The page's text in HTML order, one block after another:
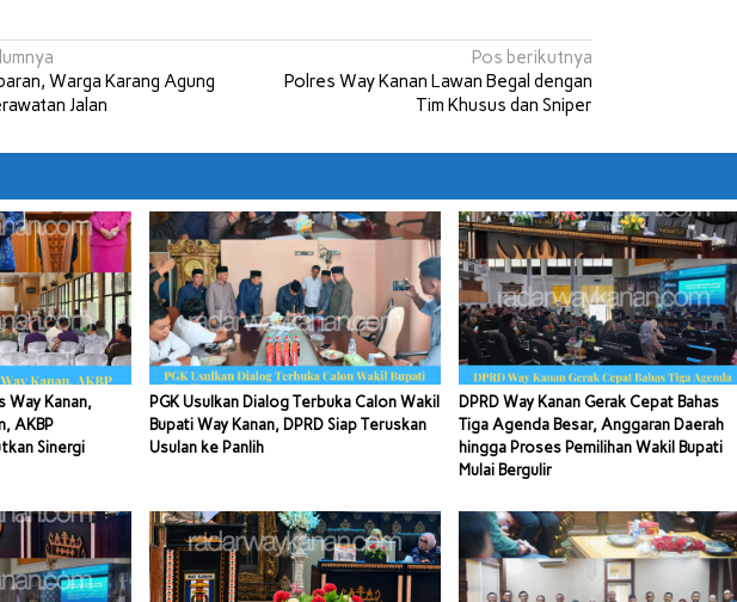
Warga Karang Agung
Jalan
Pos berikutnya
Polres Way Kanan Lawan Begal dengan
Tim Khusus dan Sniper
Way Kanan,
AKBP
Sinergi
PGK Usulkan Dialog Terbuka Calon Wakil
Bupati Way Kanan, DPRD Siap Teruskan
Usulan ke Panlih
DPRD Way Kanan Gerak Cepat Bahas
Tiga Agenda Besar, Anggaran Daerah
hingga Proses Pemilihan Wakil Bupati
Mulai Bergulir